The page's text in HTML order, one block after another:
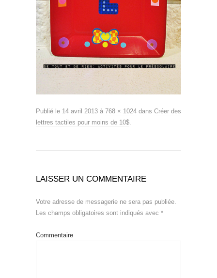
Publié le 14 avril 2013 à 768 × 1024 dans Créer des
lettres tactiles pour moins de 10$
LAISSER UN COMMENTAIRE
Votre adresse de messagerie ne sera pas publiée.
Les champs obligatoires sont indiqués avec *
Commentaire